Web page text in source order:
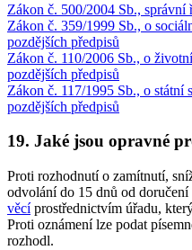
Zákon č. 500/2004 Sb., správní
Zákon č. 359/1999 Sb., o
pozdějších předpisů
Zákon č. 110/2006 Sb., o
pozdějších předpisů
Zákon č. 117/1995 Sb., o státní
pozdějších předpisů
19. Jaké jsou opravné
Proti rozhodnutí o zamítnutí,
odvolání do 15 dnů od doručení
věcíprostřednictvím úřadu,
Proti oznámení lze podat
rozhodl.